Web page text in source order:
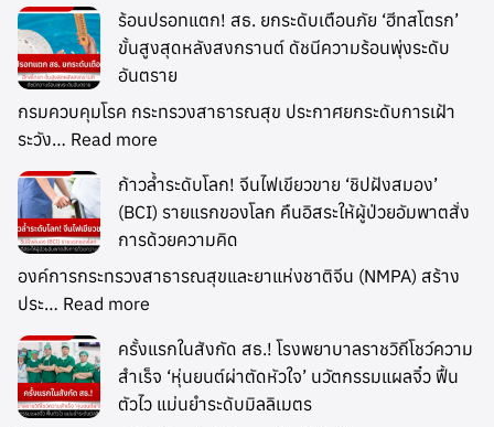
ร้อนปรอทแตก! สธ. ยกระดับเตือนภัย ‘ฮีทสโตรก’
ขั้นสูงสุดหลังสงกรานต์ ดัชนีความร้อนพุ่งระดับ
อันตราย
กรมควบคุมโรค กระทรวงสาธารณสุข ประกาศยกระดับการเฝ้า
ระวัง… Read more
ก้าวล้ำระดับโลก! จีนไฟเขียวขาย ‘ชิปฝังสมอง’
(BCI) รายแรกของโลก คืนอิสระให้ผู้ป่วยอัมพาตสั่ง
การด้วยความคิด
องค์การกระทรวงสาธารณสุขและยาแห่งชาติจีน (NMPA) สร้าง
ประ… Read more
ครั้งแรกในสังกัด สธ.! โรงพยาบาลราชวิถีโชว์ความ
สำเร็จ ‘หุ่นยนต์ผ่าตัดหัวใจ’ นวัตกรรมแผลจิ๋ว ฟื้น
ตัวไว แม่นยำระดับมิลลิเมตร